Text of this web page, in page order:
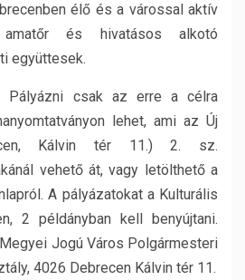
élő és a várossal aktív
és hivatásos alkotó
együttesek.
Pályázni csak az erre a célra
lehet, ami az Új
Kálvin tér 11.) 2. sz.
vehető át, vagy letölthető a
A pályázatokat a Kulturális
2 példányban kell benyújtani.
Jogú Város Polgármesteri
4026 Debrecen Kálvin tér 11.